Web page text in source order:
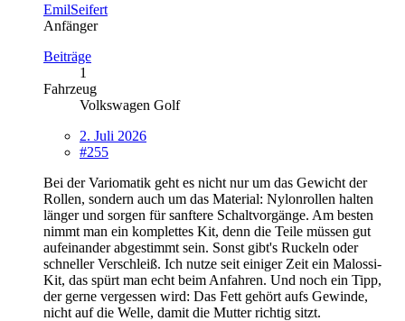
EmilSeifert
Anfänger
Beiträge
1
Fahrzeug
Volkswagen Golf
2. Juli 2026
#255
Bei der Variomatik geht es nicht nur um das Gewicht der
Rollen, sondern auch um das Material: Nylonrollen halten
länger und sorgen für sanftere Schaltvorgänge. Am besten
nimmt man ein komplettes Kit, denn die Teile müssen gut
aufeinander abgestimmt sein. Sonst gibt's Ruckeln oder
schneller Verschleiß. Ich nutze seit einiger Zeit ein Malossi-
Kit, das spürt man echt beim Anfahren. Und noch ein Tipp,
der gerne vergessen wird: Das Fett gehört aufs Gewinde,
nicht auf die Welle, damit die Mutter richtig sitzt.